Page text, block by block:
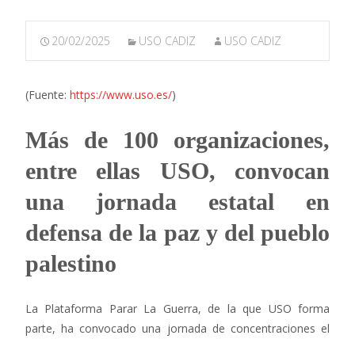
20/02/2025 USO CADIZ USO CADIZ
(Fuente: https://www.uso.es/)
Más de 100 organizaciones,
entre ellas USO, convocan
una jornada estatal en
defensa de la paz y del pueblo
palestino
La Plataforma Parar La Guerra, de la que USO forma
parte, ha convocado una jornada de concentraciones el